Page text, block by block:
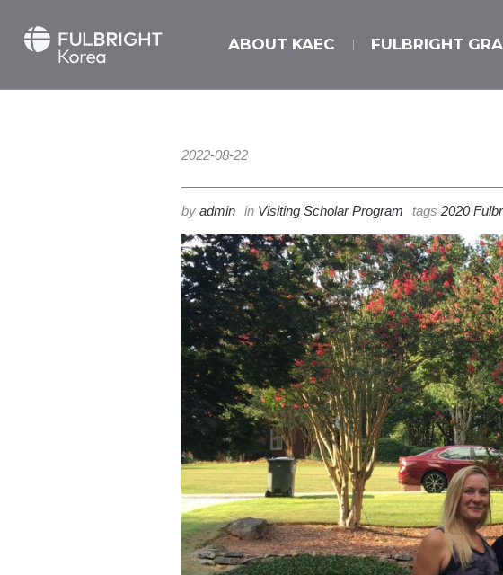
ABOUT KAEC FULBRIGHT
2022-08-22
by admin in Visiting Scholar Program tags 2020